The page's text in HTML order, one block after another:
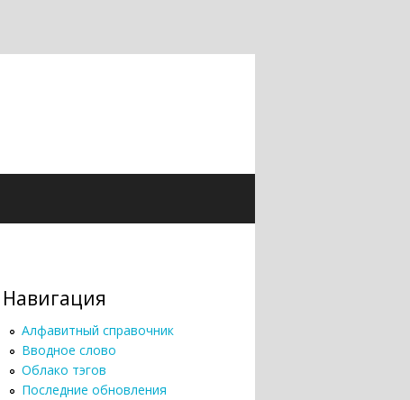
Навигация
Алфавитный справочник
Вводное слово
Облако тэгов
Последние обновления